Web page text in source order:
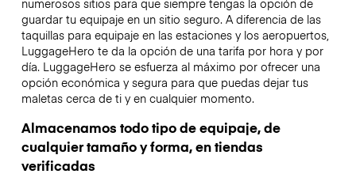
numerosos sitios para que siempre tengas la opción de
guardar tu equipaje en un sitio seguro. A diferencia de las
taquillas para equipaje en las estaciones y los aeropuertos,
LuggageHero te da la opción de una tarifa por hora y por
día. LuggageHero se esfuerza al máximo por ofrecer una
opción económica y segura para que puedas dejar tus
maletas cerca de ti y en cualquier momento.
Almacenamos todo tipo de equipaje, de
cualquier tamaño y forma, en tiendas
verificadas